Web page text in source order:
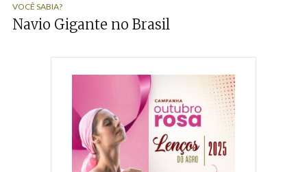
VOCÊ SABIA?
Navio Gigante no Brasil